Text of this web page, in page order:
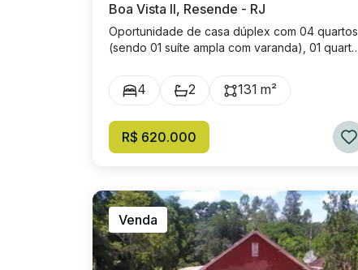
Boa Vista II, Resende - RJ
Oportunidade de casa dúplex com 04 quartos
(sendo 01 suíte ampla com varanda), 01 quarto
ampla sala para 02 ambientes, cozinha com
varanda gourmet integrada, amplo quintal nos
garagem. Excelente localização. Valor de
venda: R$ 620.000.
4 2 131 m²
R$ 620.000
Venda